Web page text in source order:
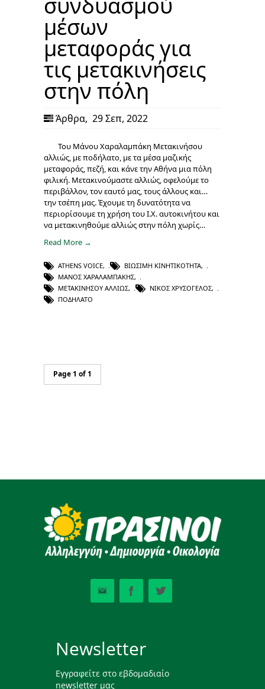
μέσων
μεταφοράς για
τις μετακινήσεις
στην πόλη
Άρθρα, 29 Σεπ, 2022
Του Μάνου Χαραλαμπάκη Μετακινήσου
αλλιώς, με ποδήλατο, με τα μέσα μαζικής
μεταφοράς, πεζή, και κάνε την Αθήνα μια πόλη
φιλική. Μετακινούμαστε αλλιώς, οφελούμε το
περιβάλλον, τον εαυτό μας, τους άλλους και…
την τσέπη μας. Έχουμε τη δυνατότητα να
περιορίσουμε τη χρήση του Ι.Χ. αυτοκινήτου και
να μετακινηθούμε αλλιώς στην πόλη χωρίς…
Read More →
ATHENS VOICE, ΒΙΏΣΙΜΗ ΚΙΝΗΤΙΚΌΤΗΤΑ,
ΜΆΝΟΣ ΧΑΡΑΛΑΜΠΆΚΗΣ,
ΜΕΤΑΚΙΝΉΣΟΥ ΑΛΛΙΏΣ, ΝΊΚΟΣ ΧΡΥΣΌΓΕΛΟΣ,
ΠΟΔΉΛΑΤΟ
Page 1 of 1
Newsletter
Εγγραφείτε στο εβδομαδιαίο
newsletter μας